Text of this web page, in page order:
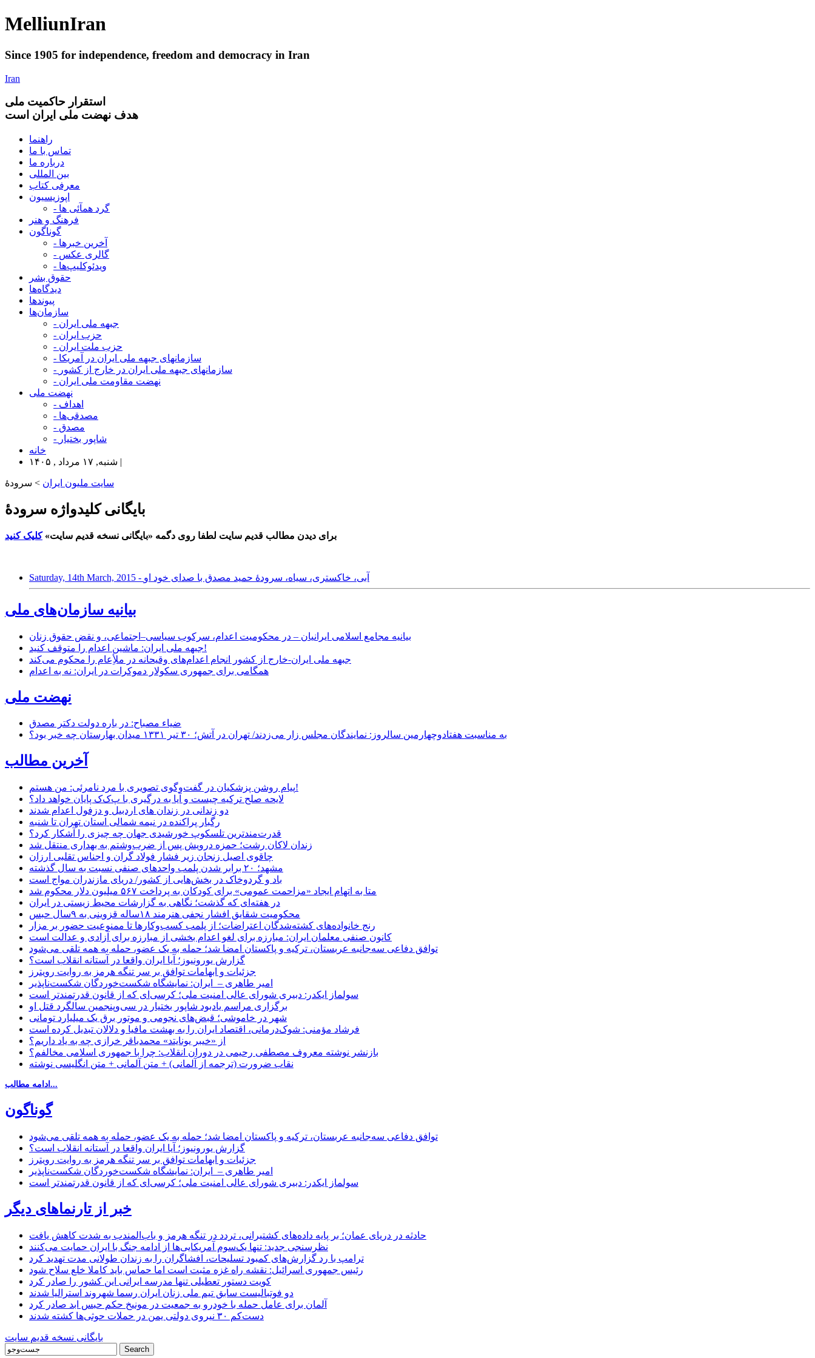
MelliunIran
Since 1905 for independence, freedom and democracy in Iran
Iran
استقرار حاکميت ملی
هدف نهضت ملی ایران است
راهنما
تماس با ما
درباره ما
بین المللی
معرفی کتاب
اپوزیسیون
- گرد همآئی ها
فرهنگ و هنر
گوناگون
- آخرین خبرها
- گالری عکس
- ویدئوکلیپ‌ها
حقوق بشر
دیدگاه‌ها
پیوندها
سازمان‌ها
- جبهه ملی ایران
- حزب ایران
- حزب ملت ایران
- سازمانهای جبهه ملی ایران در آمریکا
- سازمانهای جبهه ملی ایران در خارج از کشور
- نهضت مقاومت ملی ایران
نهضت ملی
- اهداف
- مصدقی‌ها
- مصدق
- شاپور بختیار
خانه
شنبه, ۱۷ مرداد , ۱۴۰۵ |
سایت ملیون ایران > سرودۀ
بایگانی کلیدواژه سرودۀ
برای دیدن مطالب قدیم سایت لطفا روی دگمه «بایگانی نسخه قدیم سایت»کلیک کنید
Saturday, 14th March, 2015 - آبی، خاکستری، سیاه، سرودۀ حمید مصدق با صدای خود او
بیانیه سازمان‌های ملی
بیانیه مجامع اسلامی ایرانیان – در محکومیت اعدام، سرکوب سیاسی–اجتماعی، و نقض حقوق زنان
جبهه ملی ایران: ماشین اعدام را متوقف کنید!
جبهه ملی ایران-خارج از کشور انجام اعدام‌های وقیحانه در ملأِعام را محکوم می‌کند
همگامی برای جمهوری سکولار دموکرات در ایران: نه به اعدام
نهضت ملی
ضیاء مصباح: در باره دولت دکتر مصدق
به مناسبت هفتادوچهارمین سالروز: نمایندگان مجلس زار می‌زدند/ تهران در آتش؛ ۳۰ تیر ۱۳۳۱ میدان بهارستان چه خبر بود؟
آخرین مطالب
پیام روشن پزشکیان در گفت‌و‌گوی تصویری با مرد نامرئی: من هستم!
لایحه صلح ترکیه چیست و آیا به درگیری با پ‌ک‌ک پایان خواهد داد؟
دو زندانی در زندان های اردبیل و دزفول اعدام شدند
رگبار پراکنده در نیمه شمالی استان تهران تا شنبه
قدرت‌مندترین تلسکوپ خورشیدی جهان چه چیزی را آشکار کرد؟
زندان لاکان رشت؛ حمزه درویش پس از ضرب‌وشتم به بهداری منتقل شد
چاقوی اصیل زنجان زیر فشار فولاد گران و اجناس تقلبی ارزان
مشهد؛ ۲۰ برابر شدن پلمب واحدهای صنفی نسبت به سال گذشته
باد و گردوخاک در بخش‌هایی از کشور/ دریای مازندران مواج است
متا به اتهام ایجاد «مزاحمت عمومی» برای کودکان به پرداخت ۵۶۷ میلیون دلار محکوم شد
در هفته‌ای که گذشت؛ نگاهی به گزارشات محیط زیستی در ایران
محکومیت شقایق افشار نجفی هنرمند ۱۸ساله قزوینی به ۹سال حبس
رنج خانواده‌های کشته‌شدگان اعتراضات؛ از پلمب کسب‌وکارها تا ممنوعیت حضور بر مزار
کانون صنفی معلمان ایران: مبارزه برای لغو اعدام بخشی از مبارزه برای آزادی و عدالت است
توافق دفاعی سه‌جانبه عربستان، ترکیه و پاکستان امضا شد؛ حمله به یک عضو، حمله به همه تلقی می‌شود
گزارش یورونیوز؛ آیا ایران واقعا در آستانه انقلاب است؟
جزئیات و ابهامات توافق بر سر تنگه هرمز به روایت رویترز
امیر طاهری – ایران: نمایشگاه شکست‌خوردگان شکست‌ناپذیر
سولماز ایکدر: دبیری شورای عالی امنیت ملی؛ کرسی‌ای که از قانون قدرتمندتر است
برگزاری مراسم یادبود شاپور بختیار در سی‌وپنجمین سالگرد قتل او
شهر در خاموشی؛ قبض‌های نجومی و موتور برق یک میلیارد تومانی
فرشاد مؤمنی: شوک‌درمانی، اقتصاد ایران را به بهشت مافیا و دلالان تبدیل کرده است
از «خیبر یونایتد» محمدباقر خرازی چه به یاد داریم؟
بازنشر نوشته معروف مصطفی رحیمی در دوران انقلاب: چرا با جمهوری اسلامی مخالفم؟
نقاب ضرورت (ترجمه از آلمانی) + متن آلمانی + متن انگلیسی نوشته
ادامه مطالب...
گوناگون
توافق دفاعی سه‌جانبه عربستان، ترکیه و پاکستان امضا شد؛ حمله به یک عضو، حمله به همه تلقی می‌شود
گزارش یورونیوز؛ آیا ایران واقعا در آستانه انقلاب است؟
جزئیات و ابهامات توافق بر سر تنگه هرمز به روایت رویترز
امیر طاهری – ایران: نمایشگاه شکست‌خوردگان شکست‌ناپذیر
سولماز ایکدر: دبیری شورای عالی امنیت ملی؛ کرسی‌ای که از قانون قدرتمندتر است
خبر از تارنماهای دیگر
حادثه در دریای عمان؛ بر پایه داده‌های کشتیرانی، تردد در تنگه هرمز و باب‌المندب به شدت کاهش یافت
نظرسنجی جدید: تنها یک‌سوم آمریکایی‌ها از ادامه جنگ با ایران حمایت می‌کنند
ترامپ با رد گزارش‌های کمبود تسلیحات، افشاگران را به زندان طولانی مدت تهدید کرد
رئیس‌ جمهوری اسرائیل: نقشه راه غزه مثبت است اما حماس باید کاملا خلع سلاح شود
کویت دستور تعطیلی تنها مدرسه ایرانی این کشور را صادر کرد
دو فوتبالیست سابق تیم ملی زنان ایران رسما شهروند استرالیا شدند
آلمان برای عامل حمله با خودرو به جمعیت در مونیخ حکم حبس ابد صادر کرد
دست‌کم ۳۰ نیروی دولتی یمن در حملات حوثی‌ها کشته شدند
بایگانی نسخه قدیم سایت